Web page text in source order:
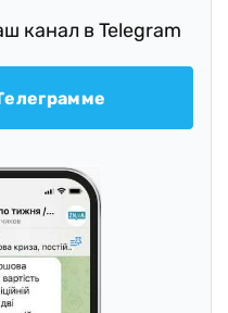
канал в Telegram